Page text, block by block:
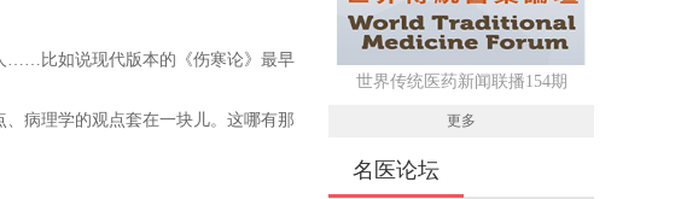
……比如说现代版本的《伤寒论》最早
病理学的观点套在一块儿。这哪有那
世界传统医药新闻联播154期
更多
名医论坛